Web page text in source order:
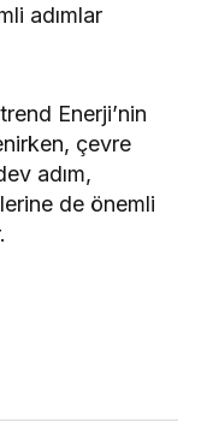
adımlar
Enerji’nin
çevre
adım,
de önemli